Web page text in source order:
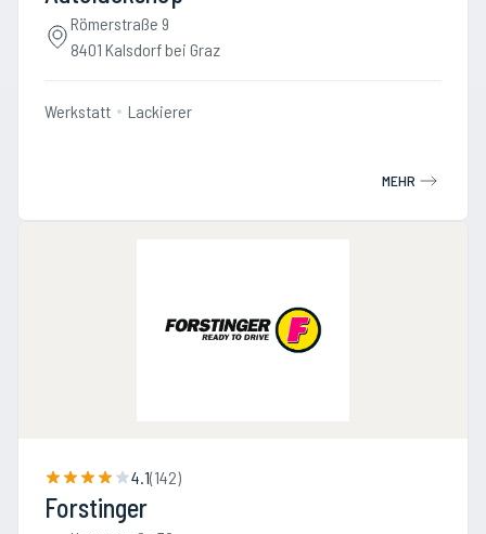
Römerstraße 9
8401 Kalsdorf bei Graz
Werkstatt Lackierer
MEHR
4.1(142)
Forstinger